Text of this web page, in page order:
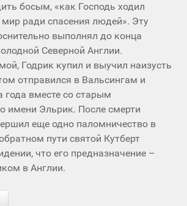
босым, «как Господь ходил
ради спасения людей». Эту
выполнял до конца
Северной Англии.
Годрик купил и выучил наизусть
отправился в Вальсингам и
вместе со старым
имени Эльрик. После смерти
еще одно паломничество в
пути святой Кутберт
что его предназначение –
в Англии.